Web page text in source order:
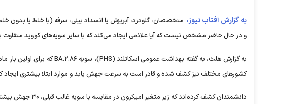
به گزارش آفتاب نیوز، متخصصان، گلودرد، آبریزش یا انسداد بینی، سرفه (با خلط یا بدون
و در حال حاضر مشخص نیست که آیا علائمی ایجاد می‌کند که با سایر سویه‌های کووید متفاوت
کشور‌های مختلف نیز کشف شده و قادر است به سرعت جهش یابد و موارد ابتلا بیشتری ایجاد
دانشمندان کشف کرده‌اند که زیر متغیر امیکرون در مقایسه با سویه غالب قبلی، ۳۰ جهش بیشتر در پروتئین اسپایک دارد.